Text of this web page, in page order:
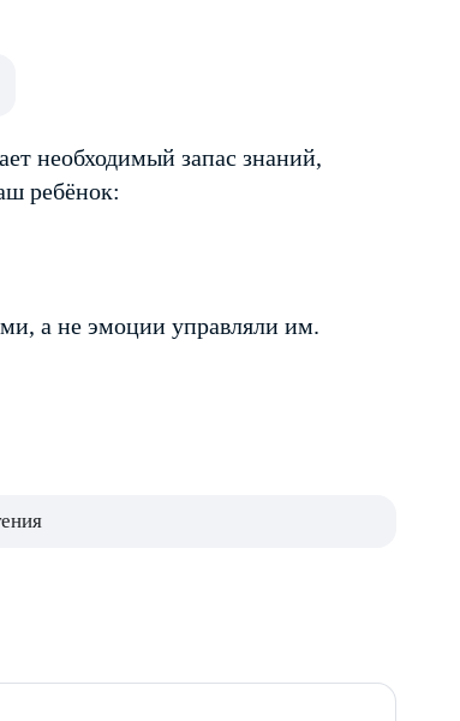
необходимый запас знаний,
ребёнок:
а не эмоции управляли им.